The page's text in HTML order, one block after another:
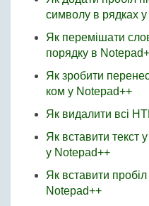
символу в рядках
Як перемішати
порядку в
Як зробити
ком у Notepad++
Як видалити всі
Як вставити текст
у Notepad++
Як вставити
Notepad++